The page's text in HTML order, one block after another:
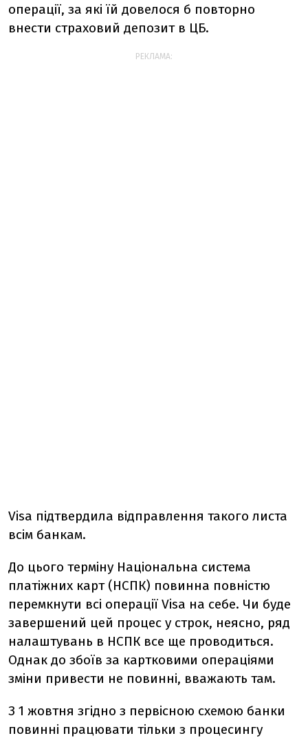
операції, за які їй довелося б повторно
внести страховий депозит в ЦБ.
РЕКЛАМА:
Visa підтвердила відправлення такого листа
всім банкам.
До цього терміну Національна система
платіжних карт (НСПК) повинна повністю
перемкнути всі операції Visa на себе. Чи буде
завершений цей процес у строк, неясно, ряд
налаштувань в НСПК все ще проводиться.
Однак до збоїв за картковими операціями
зміни привести не повинні, вважають там.
З 1 жовтня згідно з первісною схемою банки
повинні працювати тільки з процесингу